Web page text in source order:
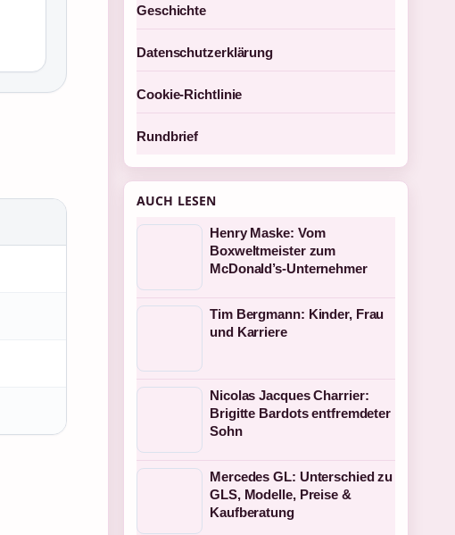
Geschichte
Datenschutzerklärung
Cookie-Richtlinie
Rundbrief
AUCH LESEN
Henry Maske: Vom
Boxweltmeister zum
McDonald’s-Unternehmer
Tim Bergmann: Kinder, Frau
und Karriere
Nicolas Jacques Charrier:
Brigitte Bardots entfremdeter
Sohn
Mercedes GL: Unterschied zu
GLS, Modelle, Preise &
Kaufberatung